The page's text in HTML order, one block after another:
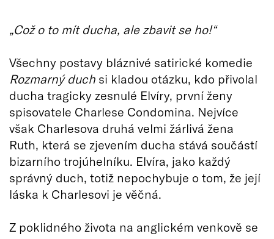
„Což o to mít ducha, ale zbavit se ho!“
Všechny postavy bláznivé satirické komedie
Rozmarný duch si kladou otázku, kdo přivolal
ducha tragicky zesnulé Elvíry, první ženy
spisovatele Charlese Condomina. Nejvíce
však Charlesova druhá velmi žárlivá žena
Ruth, která se zjevením ducha stává součástí
bizarního trojúhelníku. Elvíra, jako každý
správný duch, totiž nepochybuje o tom, že její
láska k Charlesovi je věčná.
Z poklidného života na anglickém venkově se